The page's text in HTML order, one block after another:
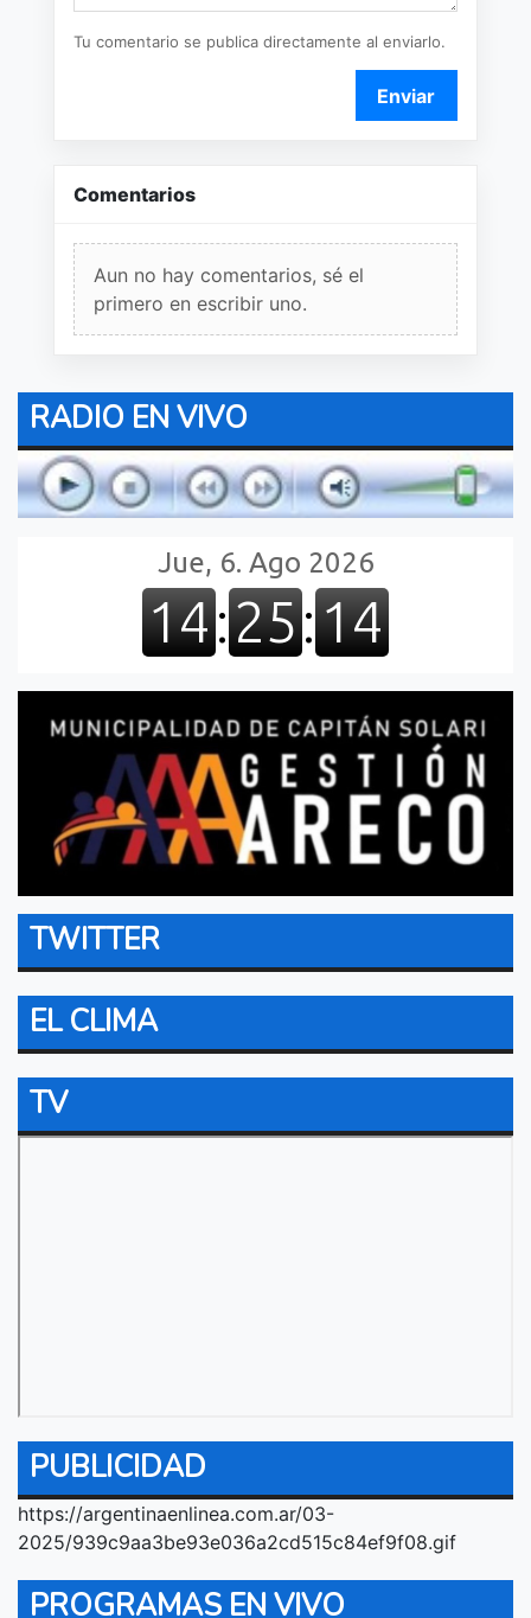
Tu comentario se publica directamente al enviarlo.
Enviar
Comentarios
Aun no hay comentarios, sé el
primero en escribir uno.
RADIO EN VIVO
TWITTER
EL CLIMA
TV
PUBLICIDAD
https://argentinaenlinea.com.ar/03-
2025/939c9aa3be93e036a2cd515c84ef9f08.gif
PROGRAMAS EN VIVO